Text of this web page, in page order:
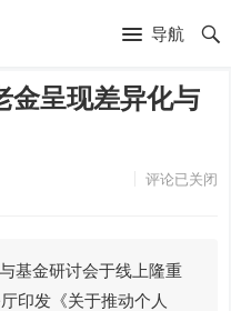
导航
金呈现差异化与
评论已关闭
金研讨会于线上隆重
发《关于推动个人